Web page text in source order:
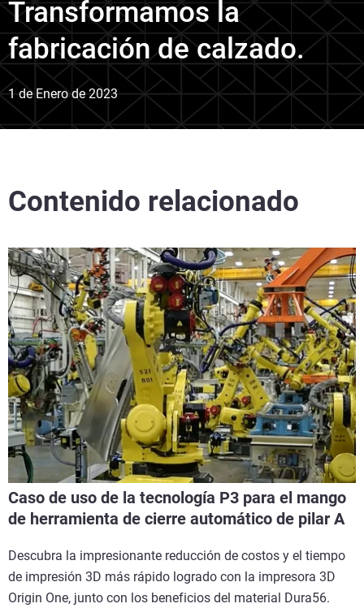
Transformamos la
fabricación de calzado.
1 de Enero de 2023
Contenido relacionado
Caso de uso de la tecnología P3 para el mango
de herramienta de cierre automático de pilar A
Descubra la impresionante reducción de costos y el tiempo
de impresión 3D más rápido logrado con la impresora 3D
Origin One, junto con los beneficios del material Dura56.